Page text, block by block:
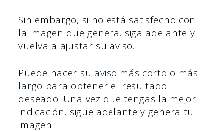
Sin embargo, si no está satisfecho con
la imagen que genera, siga adelante y
vuelva a ajustar su aviso.
Puede hacer su aviso más corto o más
largo para obtener el resultado
deseado. Una vez que tengas la mejor
indicación, sigue adelante y genera tu
imagen.